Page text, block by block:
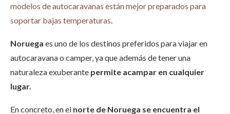
modelos de autocaravanas están mejor preparados para
soportar bajas temperaturas
Noruega es uno de los destinos preferidos para viajar en
autocaravana o camper, ya que además de tener una
naturaleza exuberante permite acampar en cualquier
lugar.
En concreto, en el norte de Noruega se encuentra el